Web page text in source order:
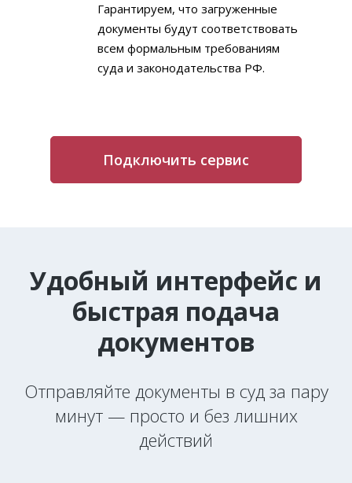
Подключить сервис
Гарантируем, что загруженные
документы будут соответствовать
всем формальным требованиям
суда и законодательства РФ.
Удобный интерфейс и
быстрая подача
документов
Отправляйте документы в суд за пару
минут — просто и без лишних
действий